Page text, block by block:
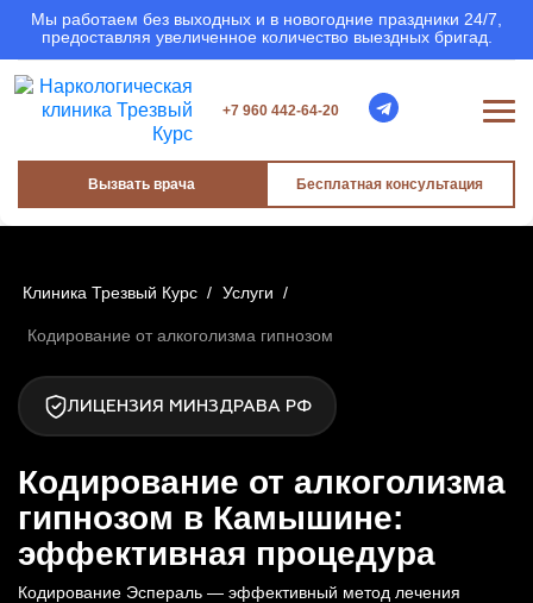
Мы работаем без выходных и в новогодние праздники 24/7,
предоставляя увеличенное количество выездных бригад.
+7 960 442-64-20
Вызвать врача Бесплатная консультация
Клиника Трезвый Курс / Услуги /
Кодирование от алкоголизма гипнозом
ЛИЦЕНЗИЯ МИНЗДРАВА РФ
Кодирование от алкоголизма
гипнозом в Камышине:
эффективная процедура
Кодирование Эспераль — эффективный метод лечения